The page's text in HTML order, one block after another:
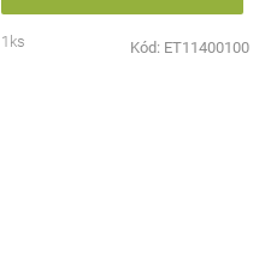
1ks Kód: ET11400100